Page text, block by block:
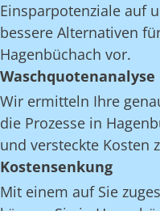
Einsparpotenziale auf
bessere Alternativen
Hagenbüchach vor.
Waschquotenanalyse
Wir ermitteln Ihre
die Prozesse in
und versteckte Kosten
Kostensenkung
Mit einem auf Sie